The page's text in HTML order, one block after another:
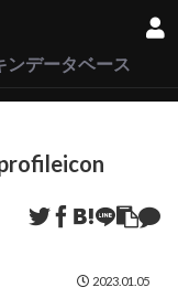
ンデータベース
2023.01.05